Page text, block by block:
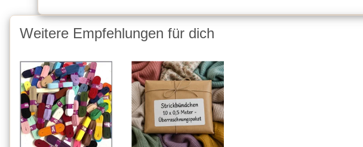
Weitere Empfehlungen für dich